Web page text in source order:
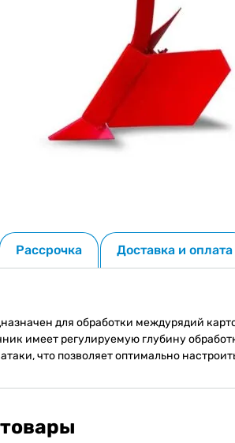
Рассрочка Доставка и оплата
для обработки междурядий
имеет регулируемую глубину
что позволяет оптимально